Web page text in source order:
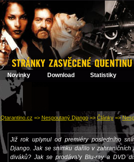
Novinky Download Statistiky
Qtarantino.cz => Nespoutaný Django=> Články=>
Již rok uplynul od premiéry posledního
Django. Jak se snímku dařilo v
diváků? Jak se prodávaly Blu-ray a DVD